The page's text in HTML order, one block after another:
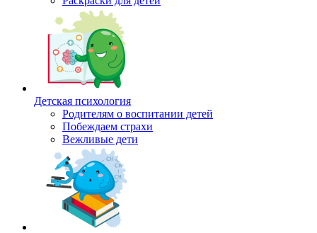
Детская психология
Родителям о воспитании детей
Побеждаем страхи
Вежливые дети